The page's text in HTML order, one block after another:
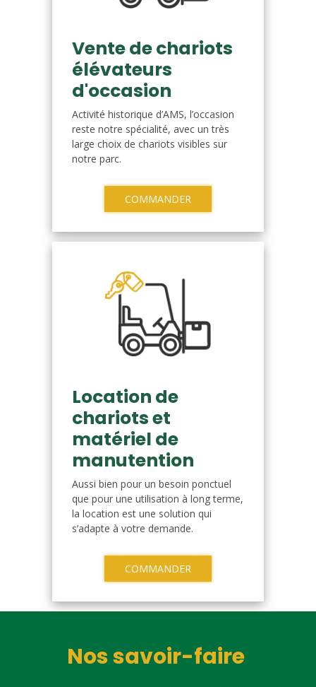
Vente de chariots
élévateurs
d'occasion
Activité historique d’AMS, l’occasion
reste notre spécialité, avec un très
large choix de chariots visibles sur
notre parc.
COMMANDER
Location de
chariots et
matériel de
manutention
Aussi bien pour un besoin ponctuel
que pour une utilisation à long terme,
la location est une solution qui
s’adapte à votre demande.
COMMANDER
Nos savoir-faire